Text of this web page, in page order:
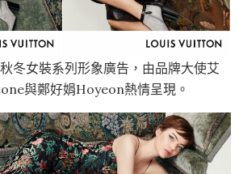
冬女裝系列形象廣告，由品牌大使艾
與鄭好娟Hoyeon熱情呈現。